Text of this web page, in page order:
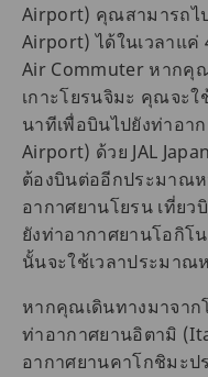
Airport) คุณสามารถไ
Airport) ได้ในเวลาแค่
Air Commuter หากคุณ
เกาะโยรนจิมะ คุณจะ
นาทีเพื่อบินไปยังท่าอา
Airport) ด้วย JAL
ต้องบินต่ออีกประมาณห
อากาศยานโยรน เที่ย
ยังท่าอากาศยานโอกิโ
นั้นจะใช้เวลาประมาณ
หากคุณเดินทางมาจาก
ท่าอากาศยานอิตามิ
อากาศยานคาโกชิมะ